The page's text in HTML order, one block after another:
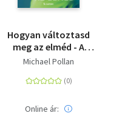
Hogyan változtasd
meg az elméd - A
pszichedelikus
eredményei az emberi
a halálról
Michael Pollan
Online ár: